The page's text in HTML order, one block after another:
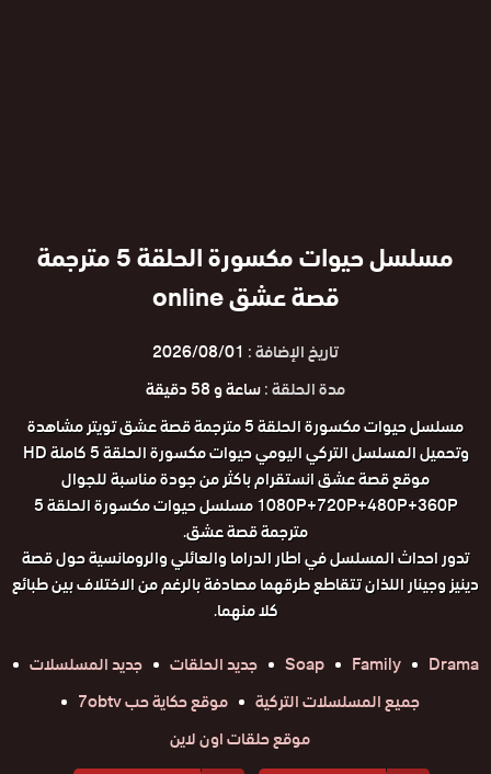
مسلسل حيوات مكسورة الحلقة 5 مترجمة
قصة عشق online
تاريخ الإضافة : 2026/08/01
مدة الحلقة :ساعة و 58 دقيقة
مسلسل حيوات مكسورة الحلقة 5 مترجمة قصة عشق تويتر مشاهدة
وتحميل المسلسل التركي اليومي حيوات مكسورة الحلقة 5 كاملة HD
موقع قصة عشق انستقرام باكثر من جودة مناسبة للجوال
1080P+720P+480P+360P مسلسل حيوات مكسورة الحلقة 5
مترجمة قصة عشق.
تدور احداث المسلسل في اطار الدراما والعائلي والرومانسية حول قصة
دينيز وجينار اللذان تتقاطع طرقهما مصادفة بالرغم من الاختلاف بين طبائع
كلا منهما.
Drama
Family
Soap جديد الحلقات
جديد المسلسلات
جميع المسلسلات التركية
موقع حكاية حب 7obtv
موقع حلقات اون لاين